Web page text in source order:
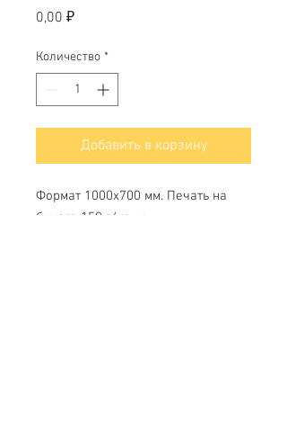
0,00 ₽Цена
Количество *
Добавить в корзину
Формат 1000x700 мм. Печать на
бумаге 150 г/кв. м